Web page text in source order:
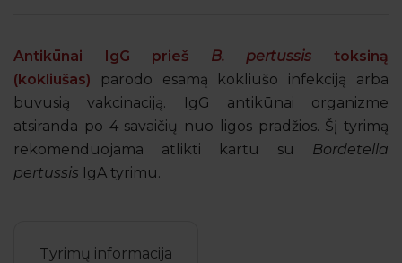
Antikūnai IgG prieš B. pertussis toksiną
(kokliušas) parodo esamą kokliušo infekciją arba
buvusią vakcinaciją. IgG antikūnai organizme
atsiranda po 4 savaičių nuo ligos pradžios. Šį tyrimą
rekomenduojama atlikti kartu su Bordetella
pertussis IgA tyrimu.
Tyrimų informacija